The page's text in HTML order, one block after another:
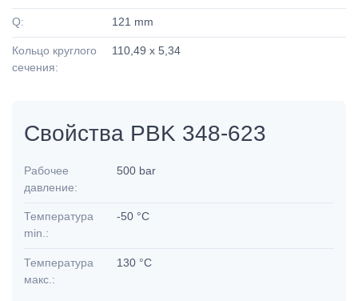
Q: 121 mm
Кольцо круглого
сечения:
110,49 x 5,34
Свойства PBK 348-623
Рабочее
давление:
500 bar
Температура
min.:
-50 °C
Температура
макс.:
130 °C